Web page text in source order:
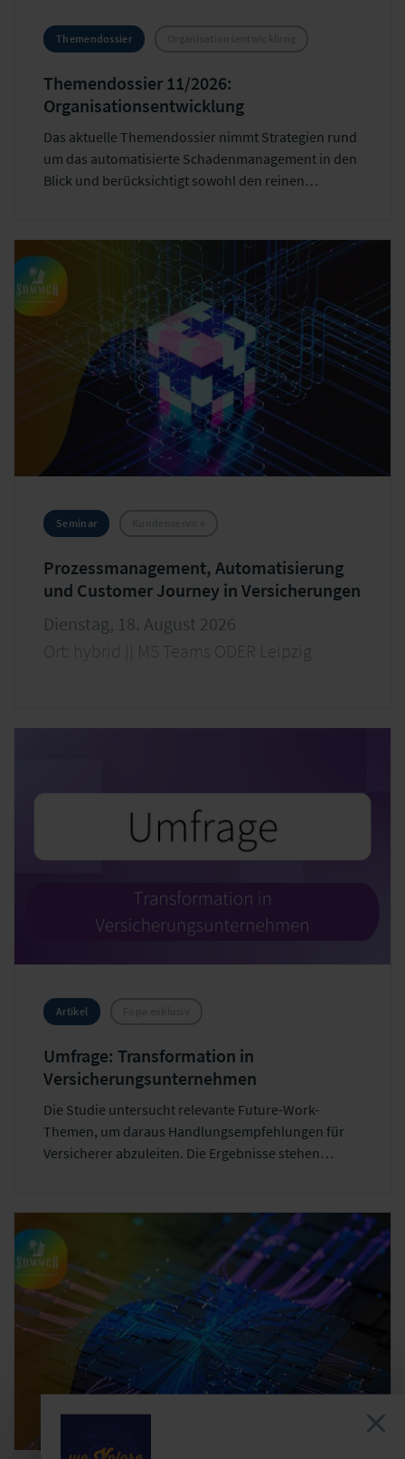
Themendossier
Themendossier 11/2026:
Organisationsentwicklung
Das aktuelle Themendossier nimmt Strategien rund
um das automatisierte Schadenmanagement in den
Blick und berücksichtigt sowohl den reinen
von Automatisierung und Effizienz in der
Assekuranz längst geklärt ist, steht heute die
erfolgreiche Umsetzung in der Praxis im Fokus. Ein
Wandel, der nur gelingt, wenn Technologie, Kultur
und Kompetenzen Hand in Hand gehen.
Seminar
Prozessmanagement, Automatisierung
und Customer Journey in Versicherungen
Dienstag, 18. August 2026
Ort: hybrid || MS Teams ODER Leipzig
Artikel
Umfrage: Transformation in
Versicherungsunternehmen
Die Studie untersucht relevante Future-Work-
Themen, um daraus Handlungsempfehlungen für
Versicherer abzuleiten. Die Ergebnisse stehen